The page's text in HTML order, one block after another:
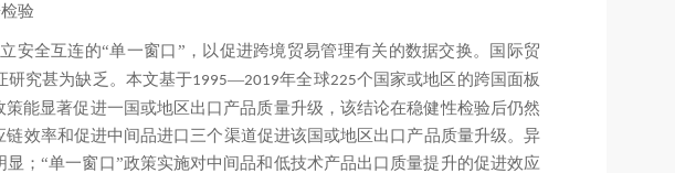
验
安全互连的“单一窗口”，以促进跨境贸易管理有关的数据交换。国际贸
研究甚为缺乏。本文基于1995—2019年全球225个国家或地区的跨国面板
能显著促进一国或地区出口产品质量升级，该结论在稳健性检验后仍然
效率和促进中间品进口三个渠道促进该国或地区出口产品质量升级。异
；“单一窗口”政策实施对中间品和低技术产品出口质量提升的促进效应